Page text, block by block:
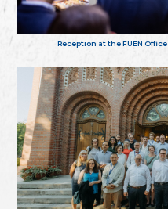
Reception at the FUEN